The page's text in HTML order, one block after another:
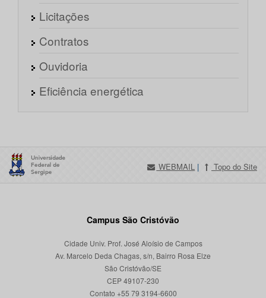
Licitações
Contratos
Ouvidoria
Eficiência energética
WEBMAIL | Topo do Site
Campus São Cristóvão
Cidade Univ. Prof. José Aloísio de Campos
Av. Marcelo Deda Chagas, s/n, Bairro Rosa Elze
São Cristóvão/SE
CEP 49107-230